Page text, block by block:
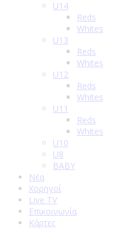
U14
Reds
Whites
U13
Reds
Whites
U12
Reds
Whites
U11
Reds
Whites
U10
U8
BABY
Νέα
Χορηγοί
Live TV
Επικοινωνία
Κάρτες